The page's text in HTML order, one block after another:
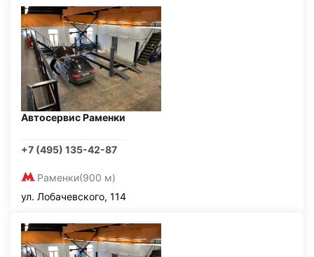
Автосервис Раменки
+7 (495) 135-42-87
Раменки(900 м)
ул. Лобачевского, 114